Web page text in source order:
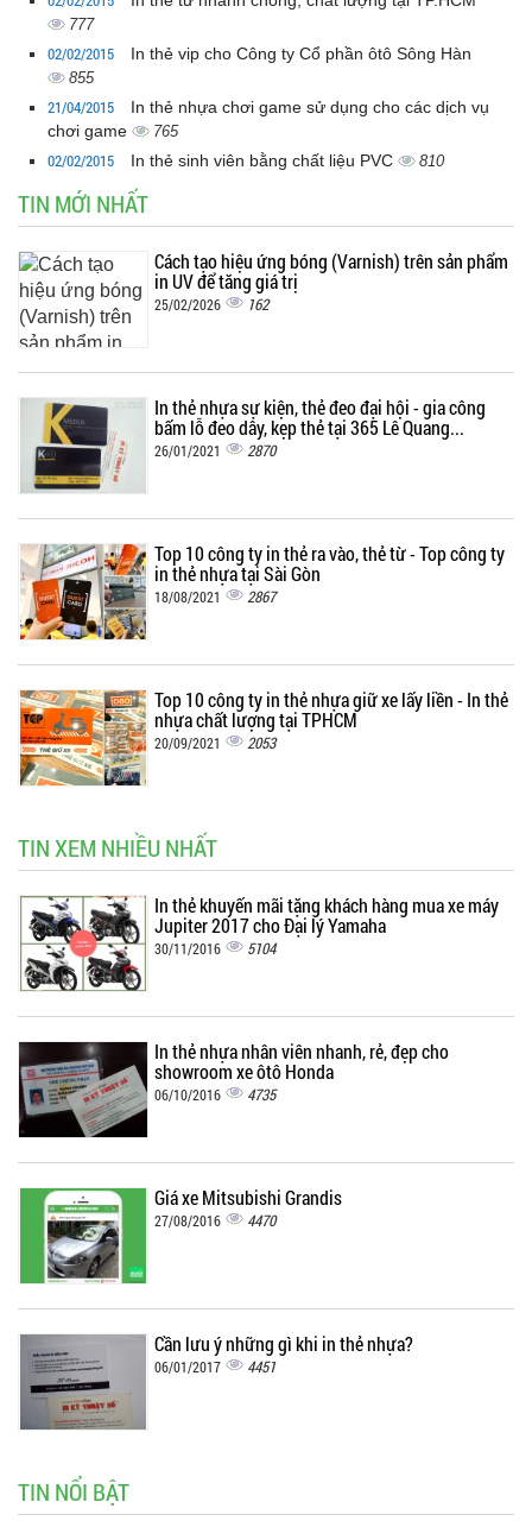
777
02/02/2015 In thẻ vip cho Công ty Cổ phần ôtô Sông Hàn
855
21/04/2015
In thẻ nhựa chơi game sử dụng cho các dịch vụ
chơi game
765
02/02/2015 In thẻ sinh viên bằng chất liệu PVC 810
TIN MỚI NHẤT
Cách tạo hiệu ứng bóng (Varnish) trên sản phẩm
in UV để tăng giá trị
25/02/2026 162
In thẻ nhựa sự kiện, thẻ đeo đại hội - gia công
bấm lỗ đeo dây, kẹp thẻ tại 365 Lê Quang...
26/01/2021 2870
Top 10 công ty in thẻ ra vào, thẻ từ - Top công ty
in thẻ nhựa tại Sài Gòn
18/08/2021 2867
Top 10 công ty in thẻ nhựa giữ xe lấy liền - In thẻ
nhựa chất lượng tại TPHCM
20/09/2021 2053
TIN XEM NHIỀU NHẤT
In thẻ khuyến mãi tặng khách hàng mua xe máy
Jupiter 2017 cho Đại lý Yamaha
30/11/2016 5104
In thẻ nhựa nhân viên nhanh, rẻ, đẹp cho
showroom xe ôtô Honda
06/10/2016 4735
Giá xe Mitsubishi Grandis
27/08/2016 4470
Cần lưu ý những gì khi in thẻ nhựa?
06/01/2017 4451
TIN NỔI BẬT